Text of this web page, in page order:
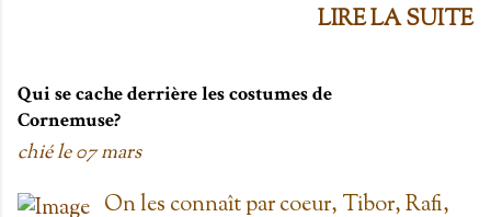
t'oublie qu'on est lundi mais là tu vois
lundi ''. Life hack du Provigo: si tu te
rends à la boulangerie, tu peux
demander un biscuit et y vont t'en
toujours au Provigo.... parce que y en
LIRE LA SUITE
Qui se cache derrière les costumes de
Cornemuse?
chié le07 mars
On les connaît par coeur, Tibor, Rafi,